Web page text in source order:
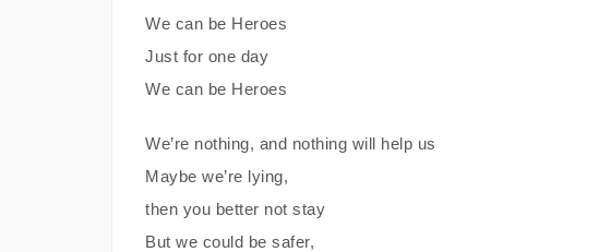
We can be Heroes
Just for one day
We can be Heroes
We’re nothing, and nothing will help us
Maybe we’re lying,
then you better not stay
But we could be safer,